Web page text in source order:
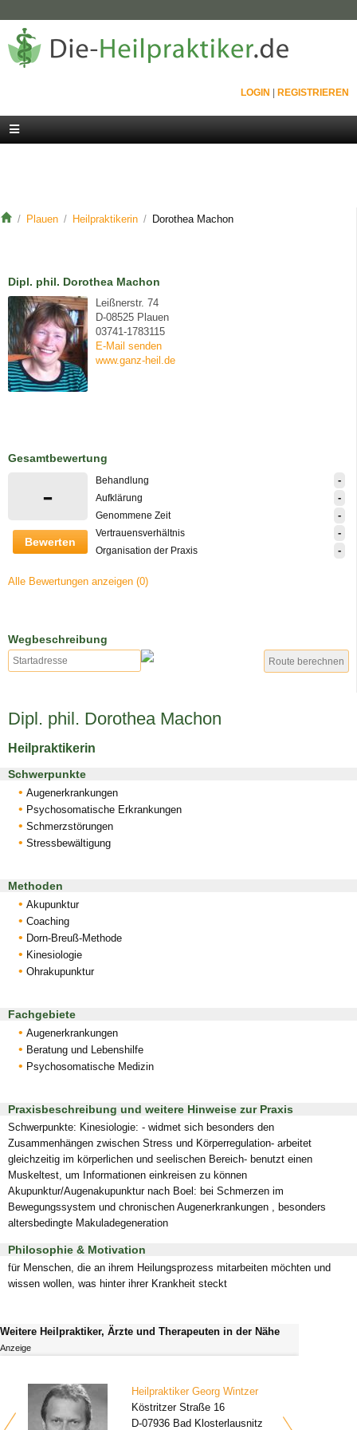
LOGIN REGISTRIEREN
Plauen Heilpraktikerin Dorothea Machon
Dipl. phil. Dorothea Machon
Leißnerstr. 74
D-08525 Plauen
03741-1783115
E-Mail senden
www.ganz-heil.de
Gesamtbewertung
-
Bewerten
Behandlung -
Aufklärung -
Genommene Zeit -
Vertrauensverhältnis -
Organisation der Praxis -
Alle Bewertungen anzeigen (0)
Wegbeschreibung
Dipl. phil. Dorothea Machon
Heilpraktikerin
Schwerpunkte
Augenerkrankungen
Psychosomatische Erkrankungen
Schmerzstörungen
Stressbewältigung
Methoden
Akupunktur
Coaching
Dorn-Breuß-Methode
Kinesiologie
Ohrakupunktur
Fachgebiete
Augenerkrankungen
Beratung und Lebenshilfe
Psychosomatische Medizin
Praxisbeschreibung und weitere Hinweise zur Praxis
Schwerpunkte: Kinesiologie: - widmet sich besonders den
Zusammenhängen zwischen Stress und Körperregulation- arbeitet
gleichzeitig im körperlichen und seelischen Bereich- benutzt einen
Muskeltest, um Informationen einkreisen zu können
Akupunktur/Augenakupunktur nach Boel: bei Schmerzen im
Bewegungssystem und chronischen Augenerkrankungen , besonders
altersbedingte Makuladegeneration
Philosophie & Motivation
für Menschen, die an ihrem Heilungsprozess mitarbeiten möchten und
wissen wollen, was hinter ihrer Krankheit steckt
Weitere Heilpraktiker, Ärzte und Therapeuten in der Nähe
Anzeige
Heilpraktiker Georg Wintzer
Köstritzer Straße 16
D-07936 Bad Klosterlausnitz